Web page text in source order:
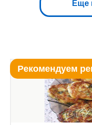
Еще
Рекомендуем